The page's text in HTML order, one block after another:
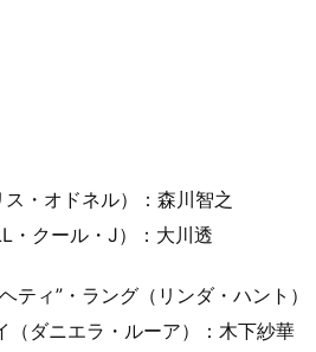
・オドネル）：森川智之
・クール・J）：大川透
ティ”・ラング（リンダ・ハント
（ダニエラ・ルーア）：木下紗華